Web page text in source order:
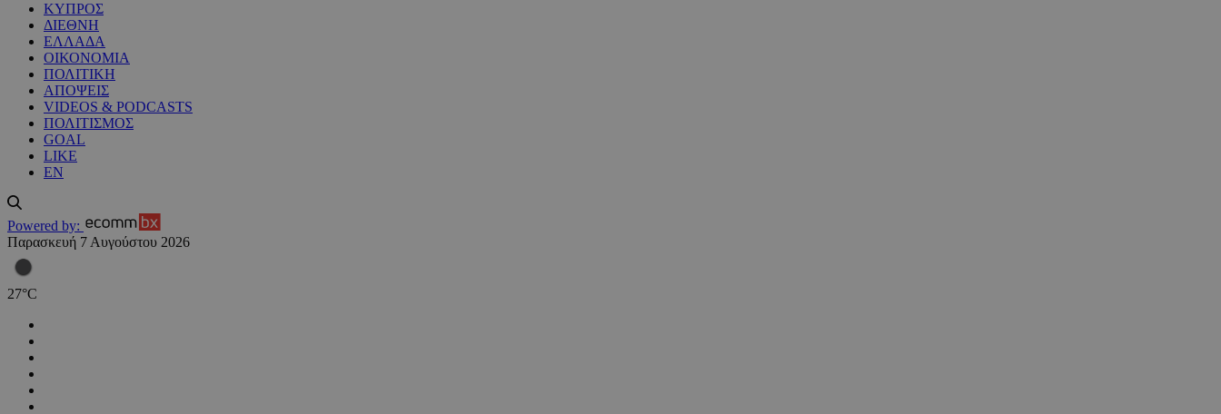
ΚΥΠΡΟΣ
ΔΙΕΘΝΗ
ΕΛΛΑΔΑ
ΟΙΚΟΝΟΜΙΑ
ΠΟΛΙΤΙΚΗ
ΑΠΟΨΕΙΣ
VIDEOS & PODCASTS
ΠΟΛΙΤΙΣΜΟΣ
GOAL
LIKE
EN
Powered by:
Παρασκευή 7 Αυγούστου 2026
27°C